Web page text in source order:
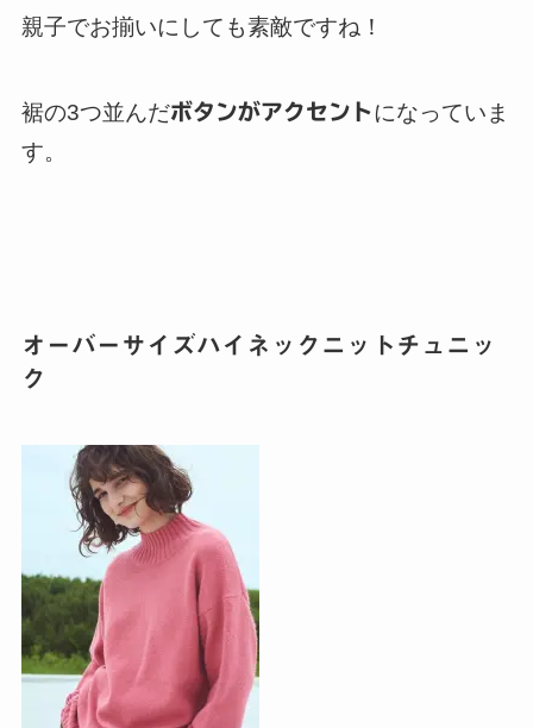
親子でお揃いにしても素敵ですね！
裾の3つ並んだボタンがアクセントになっていま
す。
オーバーサイズハイネックニットチュニッ
ク